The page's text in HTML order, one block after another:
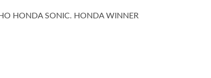
HONDA SONIC. HONDA WINNER